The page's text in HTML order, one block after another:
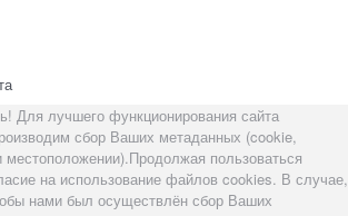
Для лучшего функционирования сайта
сбор Ваших метаданных (cookie,
пользоваться
на использование файлов cookies. В случае,
нами был осуществлён сбор Ваших